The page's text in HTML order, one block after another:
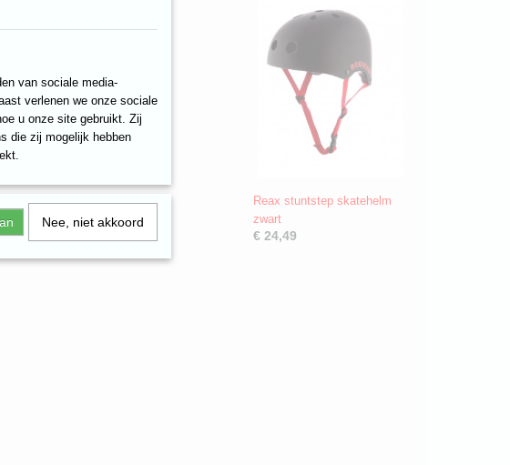
Banden
Reax stuntstep skatehelm
zwart
€ 24,49
van sociale media-
verlenen we onze sociale
u onze site gebruikt. Zij
die zij mogelijk hebben
Nee, niet akkoord